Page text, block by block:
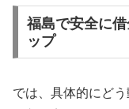
福島で安全に
ップ
では、具体的にど